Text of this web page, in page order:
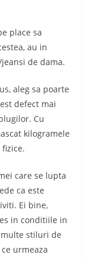
place sa
au in
de dama.
aleg sa poarte
defect mai
Cu
kilogramele
care se lupta
ca este
Ei bine,
in conditiile in
stiluri de
urmeaza